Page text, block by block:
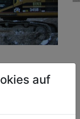
auf